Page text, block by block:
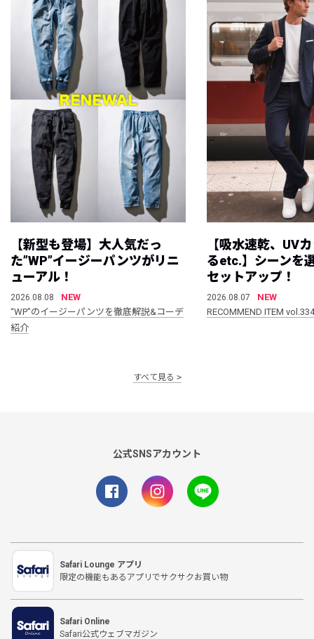
【新型も登場】大人気だっ
た”WP”イージーパンツがリニ
ューアル！
2026.08.08
NEW
“WP”のイージーパンツを徹底解説&コーデ
紹介
【吸水速乾、UV
るetc.】シーンを
セットアップ！
2026.08.07
NEW
RECOMMEND ITEM vol.334
すべて見る
公式SNSアカウント
Safari Lounge アプリ
限定の機能もあるアプリでサクサクお買い物
Safari Online
Safari公式ウェブマガジン